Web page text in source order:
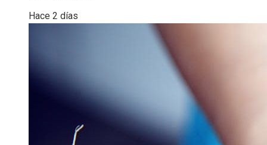
Hace 2 días